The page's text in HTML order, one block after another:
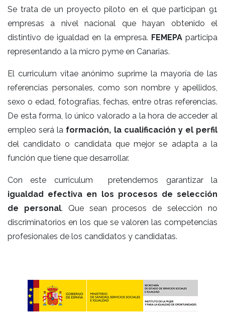
Se trata de un proyecto piloto en el que participan 91
empresas a nivel nacional que hayan obtenido el
distintivo de igualdad en la empresa. FEMEPAparticipa
representando a la micro pyme en Canarias.
El curriculum vitae anónimo suprime la mayoría de las
referencias personales, como son nombre y apellidos,
sexo o edad, fotografías, fechas, entre otras referencias.
De esta forma, lo único valorado a la hora de acceder al
empleo será la formación, la cualificación y el perfil
del candidato o candidata que mejor se adapta a la
función que tiene que desarrollar.
Con este curriculum pretendemos garantizar la
igualdad efectiva en los procesos de selección
de personal. Que sean procesos de selección no
discriminatorios en los que se valoren las competencias
profesionales de los candidatos y candidatas.